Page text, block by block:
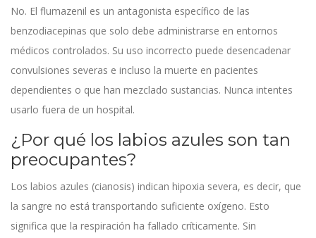
No. El flumazenil es un antagonista específico de las
benzodiacepinas que solo debe administrarse en entornos
médicos controlados. Su uso incorrecto puede desencadenar
convulsiones severas e incluso la muerte en pacientes
dependientes o que han mezclado sustancias. Nunca intentes
usarlo fuera de un hospital.
¿Por qué los labios azules son tan
preocupantes?
Los labios azules (cianosis) indican hipoxia severa, es decir, que
la sangre no está transportando suficiente oxígeno. Esto
significa que la respiración ha fallado críticamente. Sin